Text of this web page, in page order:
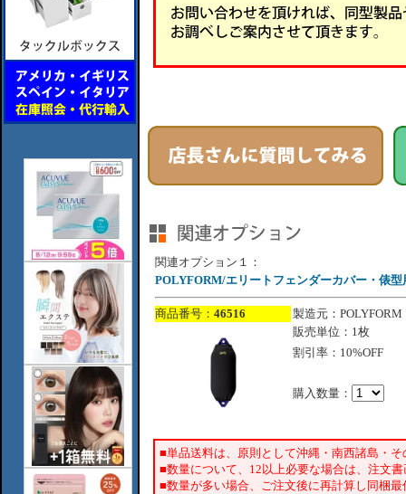
関連オプション１：
POLYFORM/エリートフェンダーカバー・俵型
商品番号： 46516
製造元：POLYFORM
販売単位：1枚
割引率：10%OFF
購入数量：
■単品送料は、原則として沖縄・南西諸島・
■数量について、12以上必要な場合は、注文
■数量が多い場合、ご注文後に再計算し同梱